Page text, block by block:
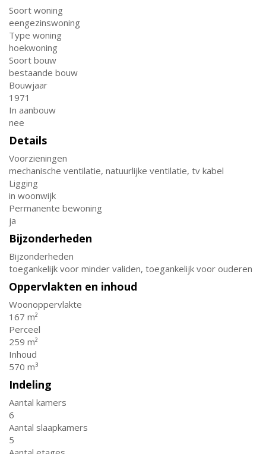
Soort woning
eengezinswoning
Type woning
hoekwoning
Soort bouw
bestaande bouw
Bouwjaar
1971
In aanbouw
nee
Details
Voorzieningen
mechanische ventilatie, natuurlijke ventilatie, tv kabel
Ligging
in woonwijk
Permanente bewoning
ja
Bijzonderheden
Bijzonderheden
toegankelijk voor minder validen, toegankelijk voor ouderen
Oppervlakten en inhoud
Woonoppervlakte
167 m²
Perceel
259 m²
Inhoud
570 m³
Indeling
Aantal kamers
6
Aantal slaapkamers
5